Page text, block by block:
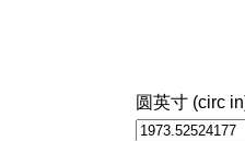
圆英寸 (circ